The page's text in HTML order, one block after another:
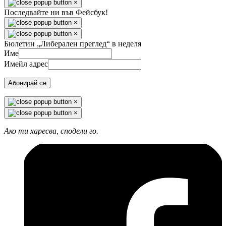
×
Последвайте ни във Фейсбук!
×
×
Бюлетин „Либерален преглед“ в неделя
Име
Имейл адрес
Абонирай се
×
×
Ако ти харесва, сподели го.